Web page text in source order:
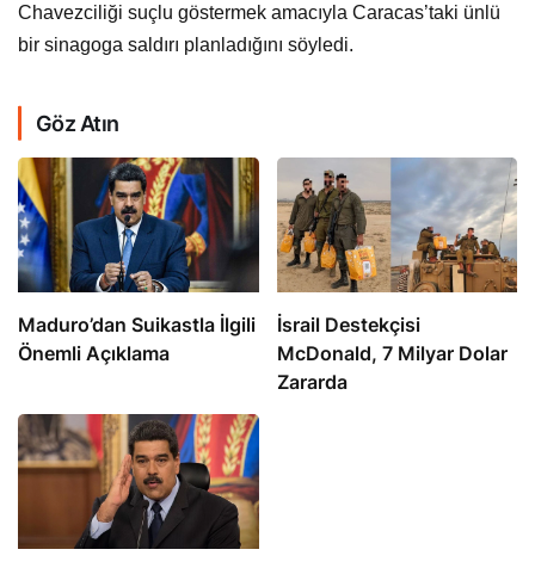
Chavezciliği suçlu göstermek amacıyla Caracas’taki ünlü
bir sinagoga saldırı planladığını söyledi.
Göz Atın
​​​​​​​Maduro’dan Suikastla İlgili
Önemli Açıklama
İsrail Destekçisi
McDonald, 7 Milyar Dolar
Zararda